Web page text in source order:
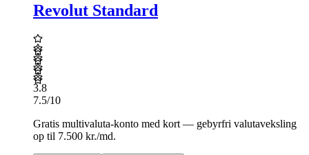
Revolut Standard
3.8
7.5/10
Gratis multivaluta-konto med kort — gebyrfri valutaveksling
op til 7.500 kr./md.